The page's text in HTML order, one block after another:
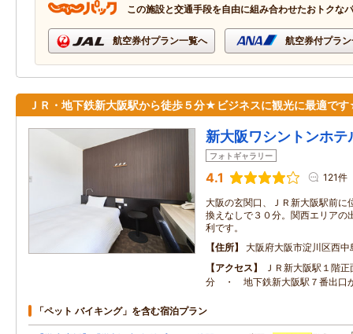
この施設と交通手段を自由に組み合わせたおトクな
航空券付プラン一覧へ 航空券付プラ
ＪＲ・地下鉄新大阪駅から徒歩５分★ビジネスに観光に最適で
新大阪ワシントンホテ
フォトギャラリー
4.1 121件
大阪の玄関口、ＪＲ新大阪駅前に
換えなしで３０分。関西エリアの
利です。
住所
大阪府大阪市淀川区西
アクセス
ＪＲ新大阪駅１階
分 ・ 地下鉄新大阪駅７番出口
「ペット バイキング」を含む宿泊プラン